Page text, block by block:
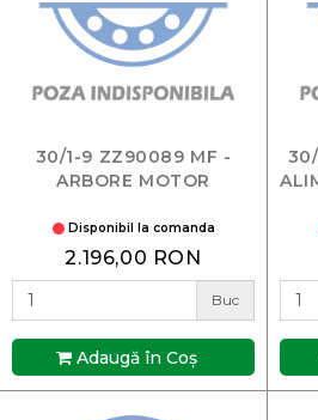
30/1-9 ZZ90089 MF -
ARBORE MOTOR
Disponibil la comanda
2.196,00 RON
Buc
Adaugă în Coş